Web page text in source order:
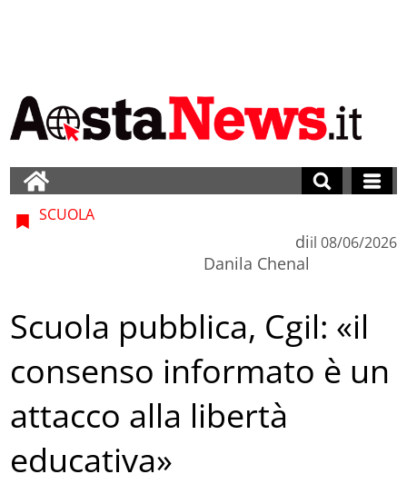
SCUOLA
di
Danila Chenal
il 08/06/2026
Scuola pubblica, Cgil: «il
consenso informato è un
attacco alla libertà
educativa»